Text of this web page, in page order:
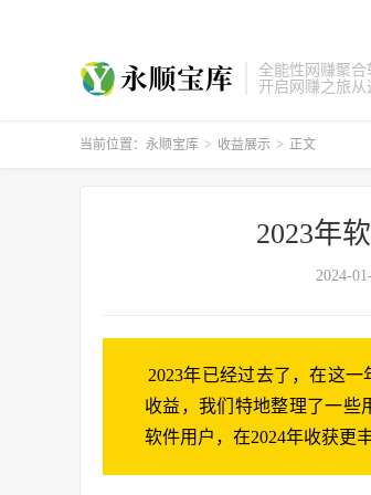
全能性网赚聚合
开启网赚之旅从
当前位置： 永顺宝库 > 收益展示 > 正文
2023年
2024-
2023年已经过去了，在这
收益，我们特地整理了一些
软件用户，在2024年收获更